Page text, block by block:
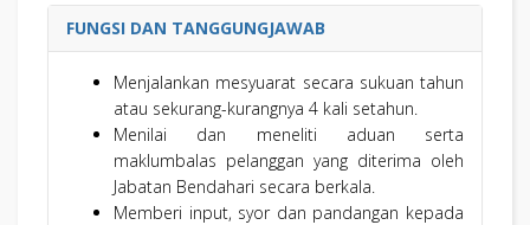
FUNGSI DAN TANGGUNGJAWAB
Menjalankan mesyuarat secara sukuan tahun
atau sekurang-kurangnya 4 kali setahun.
Menilai dan meneliti aduan serta
maklumbalas pelanggan yang diterima oleh
Jabatan Bendahari secara berkala.
Memberi input, syor dan pandangan kepada